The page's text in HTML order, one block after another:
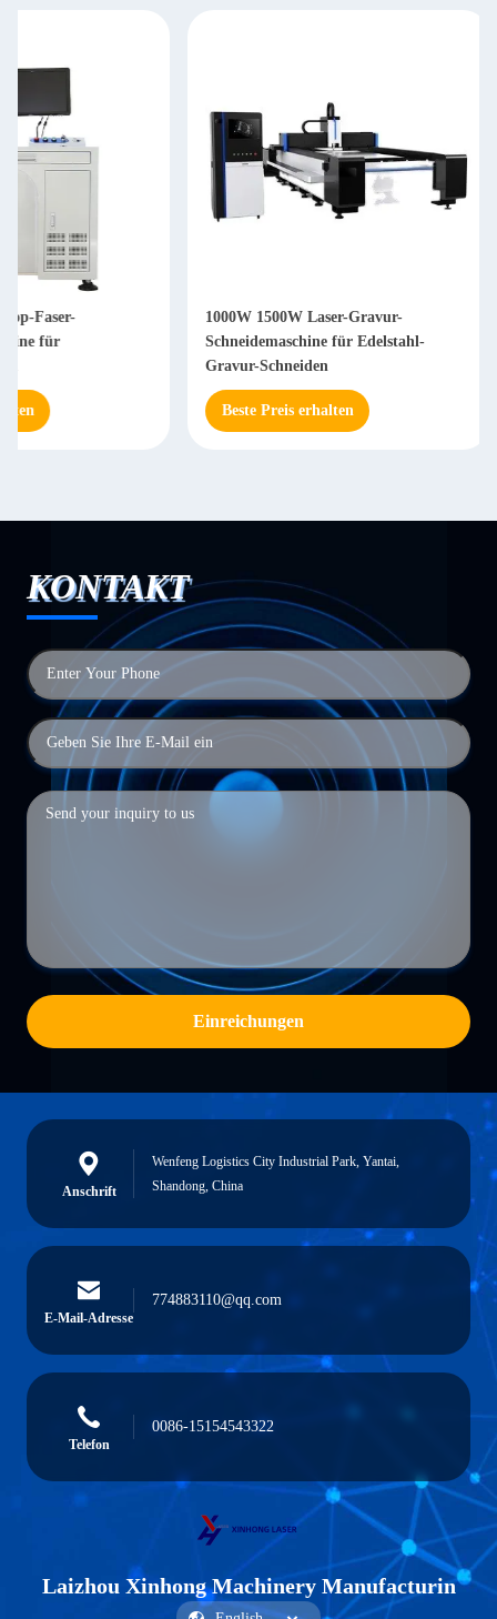
1000W 1500W Laser-Gravur-
Schneidemaschine für Edelstahl-
20 W / 50 W Laser-
Schneidemaschine
KONTAKT
Einreichungen
Anschrift
Wenfeng Logistics City Industrial Park, Yantai,
Shandong, China
E-Mail-Adresse
774883110@qq.com
Telefon
0086-15154543322
Laizhou Xinhong Machinery Manufacturin